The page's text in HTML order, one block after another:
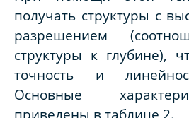
получать структуры с
разрешением
структуры к глубине),
точность и
Основные
приведены в таблице 2.